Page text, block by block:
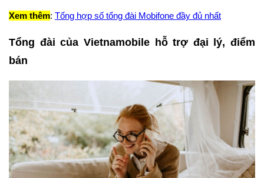
Xem thêm: Tổng hợp số tổng đài Mobifone đầy đủ nhất
Tổng đài của Vietnamobile hỗ trợ đại lý, điểm
bán